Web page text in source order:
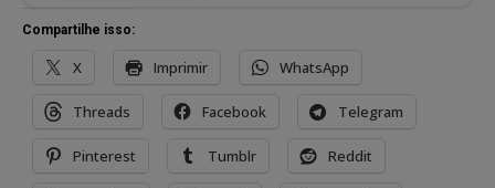
Compartilhe isso:
X Imprimir WhatsApp
Threads Facebook Telegram
Pinterest Tumblr Reddit